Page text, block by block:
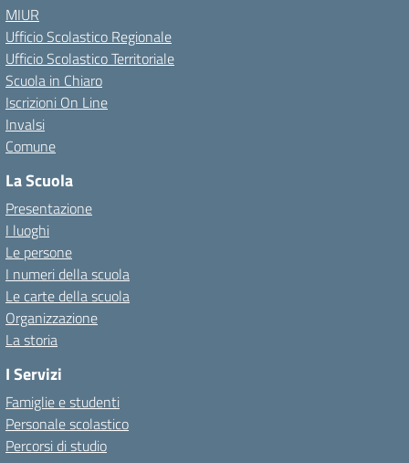
MIUR
Ufficio Scolastico Regionale
Ufficio Scolastico Territoriale
Scuola in Chiaro
Iscrizioni On Line
Invalsi
Comune
La Scuola
Presentazione
I luoghi
Le persone
I numeri della scuola
Le carte della scuola
Organizzazione
La storia
I Servizi
Famiglie e studenti
Personale scolastico
Percorsi di studio